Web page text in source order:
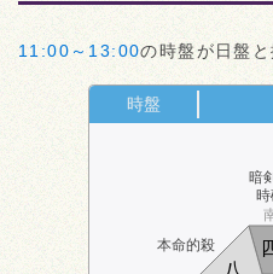
11:00～13:00の時盤が日盤と
時盤
本命的殺
暗
時
八